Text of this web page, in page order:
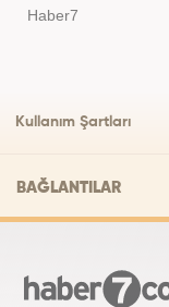
Haber7
Kullanım Şartları
BAĞLANTILAR